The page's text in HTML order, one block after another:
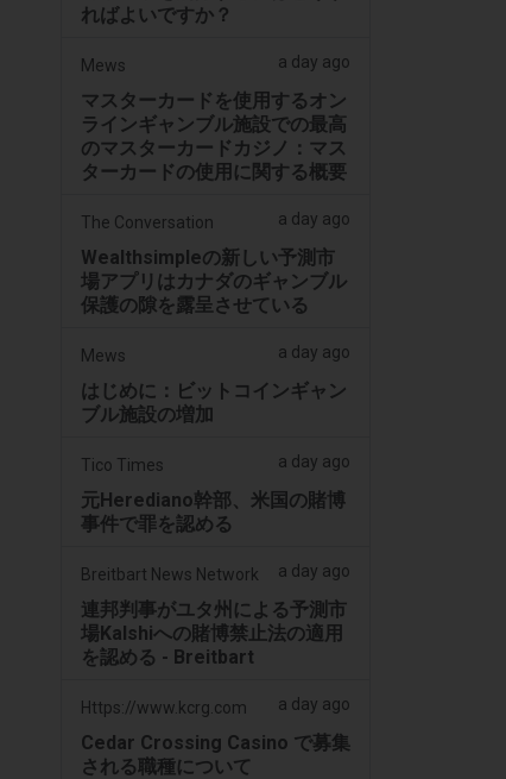
ればよいですか？
Mews a day ago
マスターカードを使用するオン
ラインギャンブル施設での最高
のマスターカードカジノ：マス
ターカードの使用に関する概要
The Conversation a day ago
Wealthsimpleの新しい予測市
場アプリはカナダのギャンブル
保護の隙を露呈させている
Mews a day ago
はじめに：ビットコインギャン
ブル施設の増加
Tico Times a day ago
元Herediano幹部、米国の賭博
事件で罪を認める
Breitbart News Network a day ago
連邦判事がユタ州による予測市
場Kalshiへの賭博禁止法の適用
を認める - Breitbart
Https://www.kcrg.com a day ago
Cedar Crossing Casino で募集
される職種について